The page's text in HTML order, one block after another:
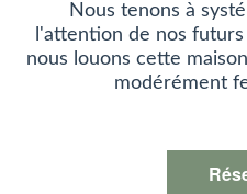
Nous tenons à
l'attention de nos
nous louons cette
modérément